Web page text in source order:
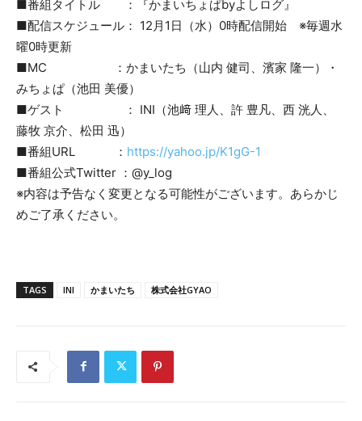
■番組タイトル ：『かまいちょぱbyよしログ』
■配信スケジュール： 12月1日（水）0時配信開始 ※毎週水
曜0時更新
■MC ：かまいたち（山内 健司、濱家 隆一）・
みちょぱ（池田 美優）
■ゲスト ： INI（池﨑 理人、許 豊凡、西 洸人、
藤牧 京介、松田 迅）
■番組URL ： https://yahoo.jp/K1gG-1
■番組公式Twitter ：@y_log
※内容は予告なく変更となる可能性がございます。あらかじ
めご了承ください。
TAGS INI かまいたち 株式会社GYAO